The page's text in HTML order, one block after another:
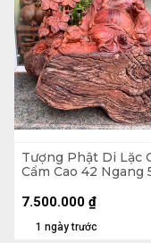
Tượng Phật Di Lặc
Cẩm Cao 42 Ngang
1 ngày trước
7.500.000 ₫